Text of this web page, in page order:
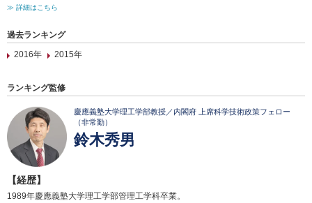
≫ 詳細はこちら
過去ランキング
2016年
2015年
ランキング監修
慶應義塾大学理工学部教授／内閣府 上席科学技術政策フェロー
（非常勤）
鈴木秀男
【経歴】
1989年慶應義塾大学理工学部管理工学科卒業。